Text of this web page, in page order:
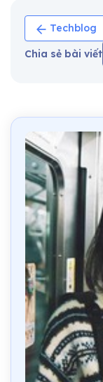
Techblog
Chia sẻ bài viết